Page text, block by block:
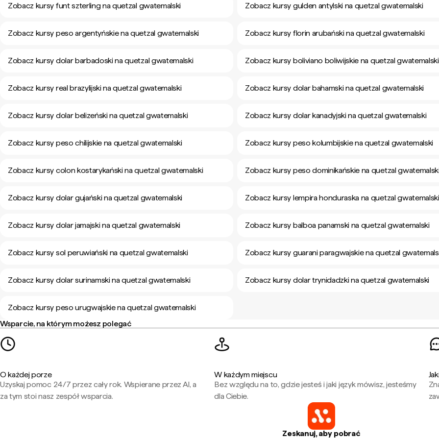
Zobacz kursy funt szterling na quetzal gwatemalski Zobacz kursy gulden antylski na quetzal gwatemalski
Zobacz kursy peso argentyńskie na quetzal gwatemalski Zobacz kursy florin arubański na quetzal gwatemalski
Zobacz kursy dolar barbadoski na quetzal gwatemalski Zobacz kursy boliviano boliwijskie na quetzal gwatemalski
Zobacz kursy real brazylijski na quetzal gwatemalski Zobacz kursy dolar bahamski na quetzal gwatemalski
Zobacz kursy dolar belizeński na quetzal gwatemalski Zobacz kursy dolar kanadyjski na quetzal gwatemalski
Zobacz kursy peso chilijskie na quetzal gwatemalski Zobacz kursy peso kolumbijskie na quetzal gwatemalski
Zobacz kursy colon kostarykański na quetzal gwatemalski Zobacz kursy peso dominikańskie na quetzal
Zobacz kursy dolar gujański na quetzal gwatemalski Zobacz kursy lempira honduraska na quetzal gwatemalski
Zobacz kursy dolar jamajski na quetzal gwatemalski Zobacz kursy balboa panamski na quetzal gwatemalski
Zobacz kursy sol peruwiański na quetzal gwatemalski Zobacz kursy guarani paragwajskie na quetzal
Zobacz kursy dolar surinamski na quetzal gwatemalski Zobacz kursy dolar trynidadzki na quetzal gwatemalski
Zobacz kursy peso urugwajskie na quetzal gwatemalski
Wsparcie, na którym możesz polegać
O każdej porze
Uzyskaj pomoc 24/7 przez cały rok. Wspierane przez AI, a
za tym stoi nasz zespół wsparcia.
W każdym miejscu
Bez względu na to, gdzie jesteś i jaki język mówisz, jesteśmy
dla Ciebie.
Zeskanuj, aby pobrać